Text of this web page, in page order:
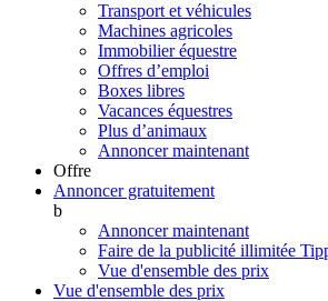
Transport et véhicules
Machines agricoles
Immobilier équestre
Offres d’emploi
Boxes libres
Vacances équestres
Plus d’animaux
Annoncer maintenant
Offre
Annoncer gratuitement
b
Annoncer maintenant
Faire de la publicité illimitée
Vue d'ensemble des prix
Vue d'ensemble des prix